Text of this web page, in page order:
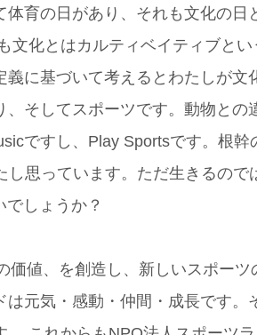
育の日があり、それも文化の日
文化とはカルティベイティブとい
に基づいて考えるとわたしが文
そしてスポーツです。動物との
ですし、Play Sportsです。根幹
し思っています。ただ生きるので
しょうか？
価値、を創造し、新しいスポーツ
元気・感動・仲間・成長です。